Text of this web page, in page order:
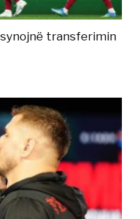
transferimin